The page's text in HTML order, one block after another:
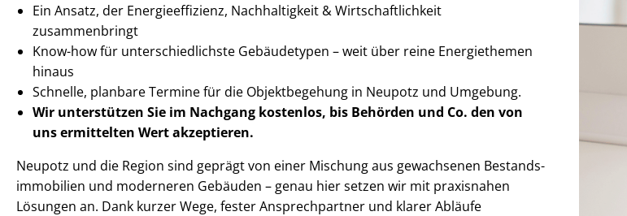
Ein Ansatz, der En­er­gie­ef­fi­zi­enz, Nachhaltigkeit & Wirt­schaft­lich­keit
zusammenbringt
Know-how für un­ter­schied­lichs­te Gebäudetypen – weit über reine Energiethemen
hinaus
Schnelle, planbare Termine für die Objektbegehung in Neupotz und Umgebung.
Wir unterstützen Sie im Nachgang kostenlos, bis Behörden und Co. den von
uns ermittelten Wert akzeptieren.
Neupotz und die Region sind geprägt von einer Mischung aus gewachsenen Be­stands­
im­mo­bi­li­en und moderneren Gebäuden – genau hier setzen wir mit praxisnahen
Lösungen an. Dank kurzer Wege, fester Ansprechpartner und klarer Abläufe